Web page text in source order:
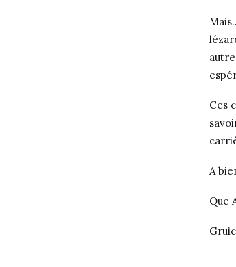
Ces
A
Que